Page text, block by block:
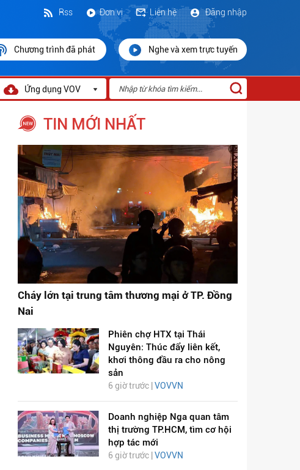
Đăng nhập
Liên hệ
Đơn vị
Rss
Chương trình đã phát Nghe và xem trực tuyến
Ứng dụng VOV
TIN MỚI NHẤT
Cháy lớn tại trung tâm thương mại ở TP. Đồng
Nai
Phiên chợ HTX tại Thái
Nguyên: Thúc đẩy liên kết,
khơi thông đầu ra cho nông
sản
6 giờ trước | VOVVN
Doanh nghiệp Nga quan tâm
thị trường TP.HCM, tìm cơ hội
hợp tác mới
6 giờ trước | VOVVN